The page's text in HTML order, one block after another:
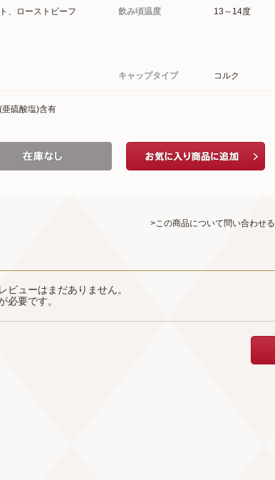
、ローストビーフ 飲み頃温度 13～14度
キャップタイプ コルク
硫酸塩)含有
>この商品について問い合わせる
ビューはまだありません。
必要です。